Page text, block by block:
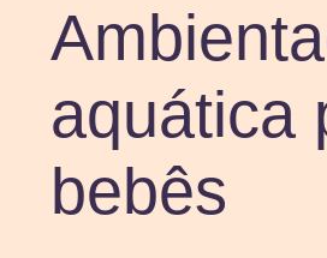
aquática
bebês